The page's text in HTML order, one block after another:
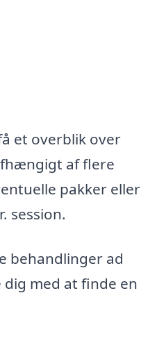
et overblik over
af flere
pakker eller
session.
behandlinger ad
med at finde en